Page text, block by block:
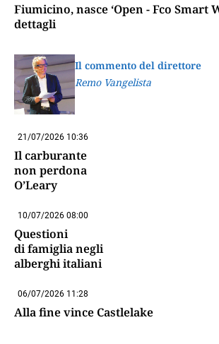
Fiumicino, nasce ‘Open - Fco Smart
dettagli
Il commento del direttore
Remo Vangelista
21/07/2026 10:36
Il carburante
non perdona
O’Leary
10/07/2026 08:00
Questioni
di famiglia negli
alberghi italiani
06/07/2026 11:28
Alla fine vince Castlelake